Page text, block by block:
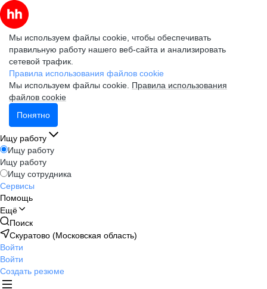
Мы используем файлы cookie, чтобы обеспечивать
правильную работу нашего веб-сайта и анализировать
сетевой трафик.
Правила использования файлов cookie
Мы используем файлы cookie. Правила использования
файлов cookie
Понятно
Ищу работу
Ищу работу
Ищу работу
Ищу сотрудника
Сервисы
Помощь
Ещё
Поиск
Скуратово (Московская область)
Войти
Войти
Создать резюме